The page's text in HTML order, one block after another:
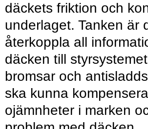
däckets friktion och
underlaget. Tanken är
återkoppla all
däcken till
bromsar och
ska kunna
ojämnheter i marken